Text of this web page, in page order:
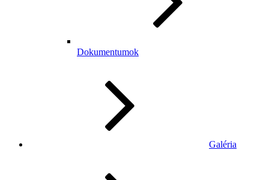
Dokumentumok
Galéria